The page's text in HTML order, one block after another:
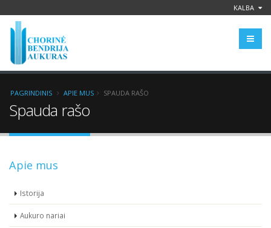
KALBA
PAGRINDINIS APIE MUS SPAUDA RAŠO
Spauda rašo
Apie mus
Istorija
Aukuro nariai